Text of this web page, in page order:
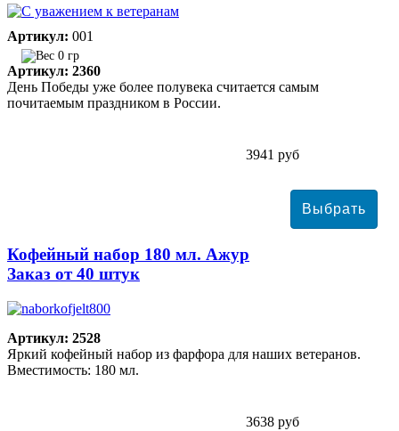
Артикул: 001
0 гр
Артикул: 2360
День Победы уже более полувека считается самым
почитаемым праздником в России.
3941 руб
Кофейный набор 180 мл. Ажур
Заказ от 40 штук
Артикул: 2528
Яркий кофейный набор из фарфора для наших ветеранов.
Вместимость: 180 мл.
3638 руб